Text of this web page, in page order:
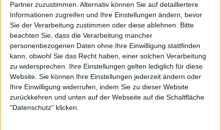
Partner zuzustimmen. Alternativ können Sie auf detailliertere
Informationen zugreifen und Ihre Einstellungen ändern, bevor
Sie der Verarbeitung zustimmen oder diese ablehnen. Bitte
beachten Sie, dass die Verarbeitung mancher
personenbezogenen Daten ohne Ihre Einwilligung stattfinden
kann, obwohl Sie das Recht haben, einer solchen Verarbeitung
zu widersprechen. Ihre Einstellungen gelten lediglich für diese
Website. Sie können Ihre Einstellungen jederzeit ändern oder
Ihre Einwilligung widerrufen, indem Sie zu dieser Website
zurückkehren und unten auf der Webseite auf die Schaltfläche
"Datenschutz" klicken.
eek sontagch
🇺🇸 We noticed you’re visiting
from an English-speaking
country
Join our American version now and be
among the firsts to submit your score
on our leaderboards!